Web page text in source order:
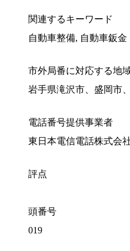
関連するキーワード
自動車整備, 自動車鈑金
市外局番に対応する地
岩手県滝沢市、盛岡市
電話番号提供事業者
東日本電信電話株式会
評点
頭番号
019